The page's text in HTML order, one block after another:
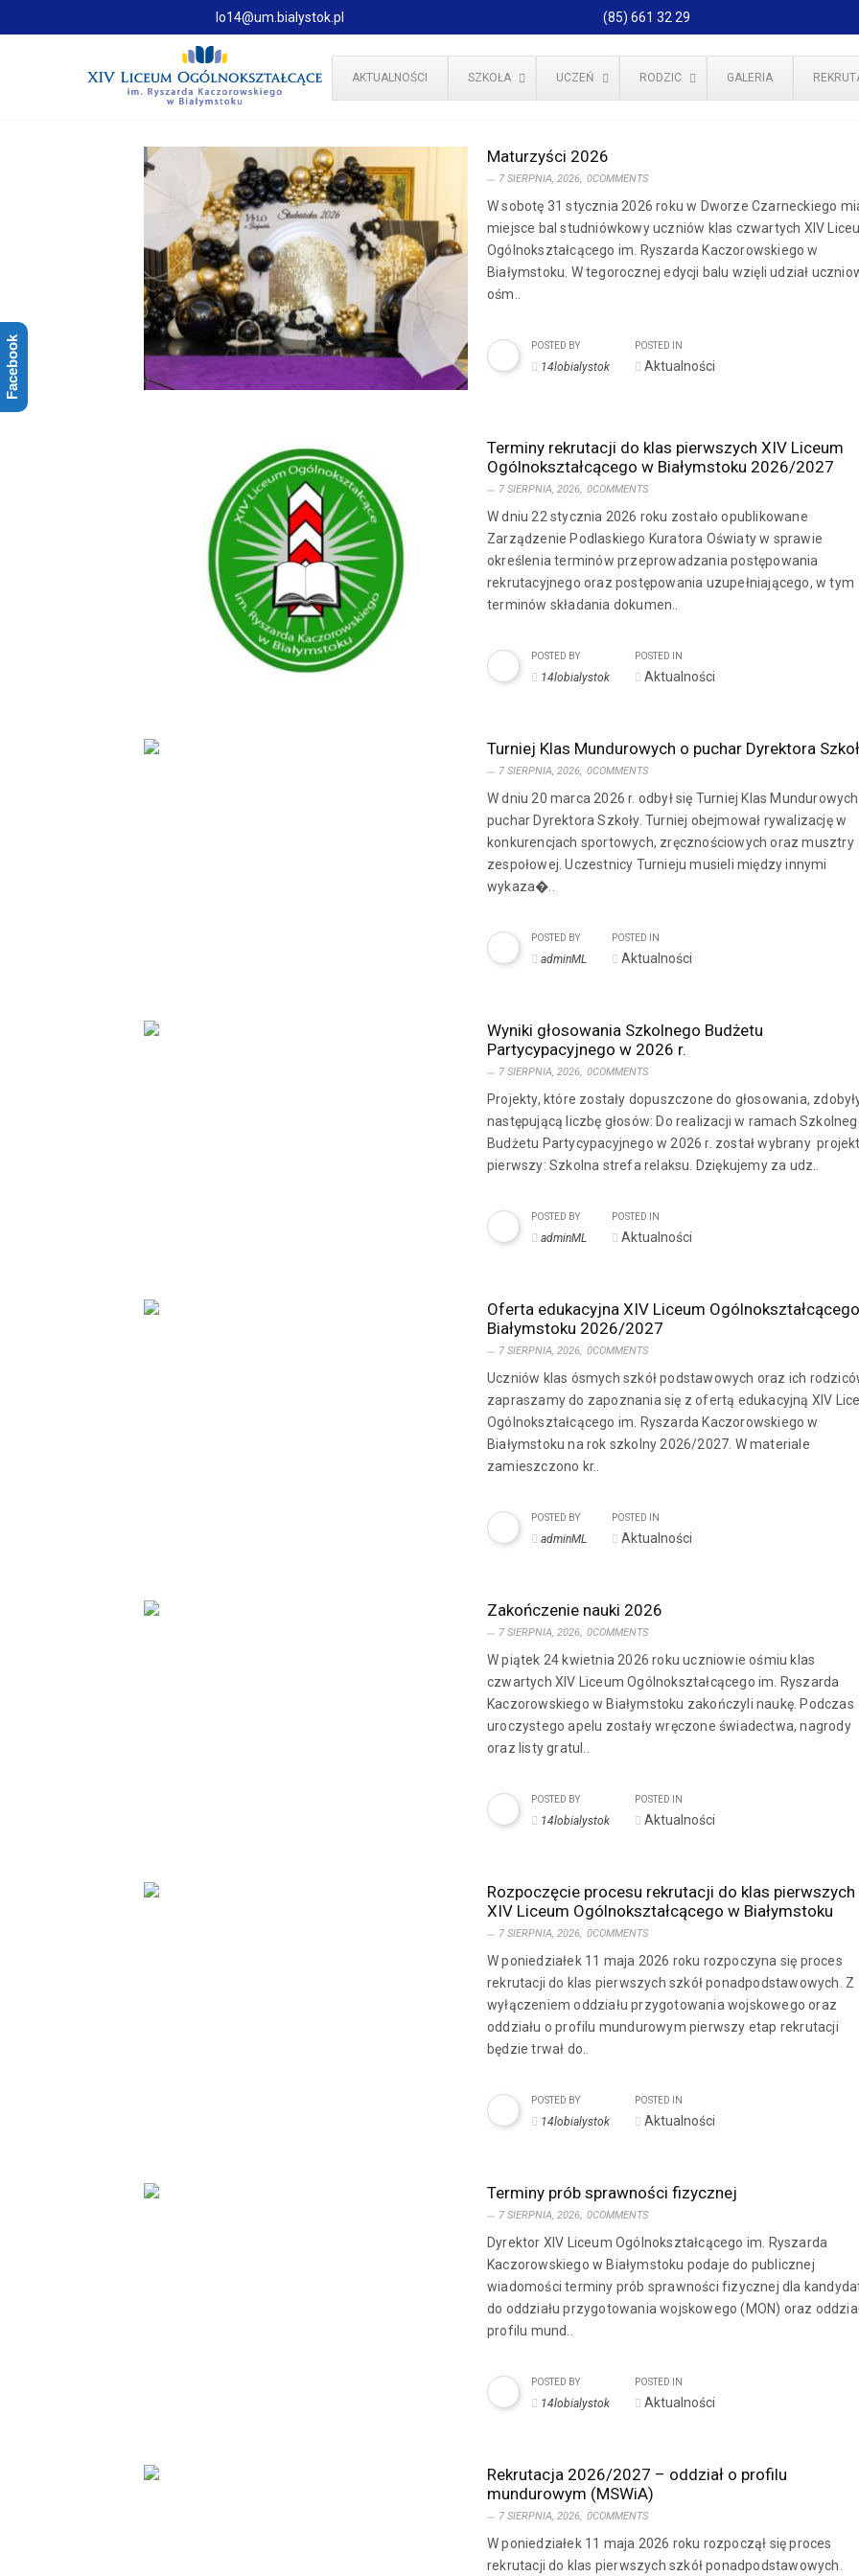
lo14@um.bialystok.pl (85) 661 32 29
AKTUALNOŚCI SZKOŁA UCZEŃ RODZIC GALERIA
Maturzyści 2026
7 SIERPNIA, 2026, 0COMMENTS
W sobotę 31 stycznia 2026 roku w Dworze Czarneckiego
miejsce bal studniówkowy uczniów klas czwartych XIV
Ogólnokształcącego im. Ryszarda Kaczorowskiego w
Białymstoku. W tegorocznej edycji balu wzięli udział
ośm..
POSTED BY
14lobialystok
POSTED IN
Aktualności
Terminy rekrutacji do klas pierwszych XIV Liceum
Ogólnokształcącego w Białymstoku 2026/2027
7 SIERPNIA, 2026, 0COMMENTS
W dniu 22 stycznia 2026 roku zostało opublikowane
Zarządzenie Podlaskiego Kuratora Oświaty w sprawie
określenia terminów przeprowadzania postępowania
rekrutacyjnego oraz postępowania uzupełniającego, w tym
terminów składania dokumen..
POSTED BY
14lobialystok
POSTED IN
Aktualności
Turniej Klas Mundurowych o puchar Dyrektora
7 SIERPNIA, 2026, 0COMMENTS
W dniu 20 marca 2026 r. odbył się Turniej Klas
puchar Dyrektora Szkoły. Turniej obejmował rywalizację w
konkurencjach sportowych, zręcznościowych oraz musztry
zespołowej. Uczestnicy Turnieju musieli między innymi
wykaza�..
POSTED BY
adminML
POSTED IN
Aktualności
Wyniki głosowania Szkolnego Budżetu
Partycypacyjnego w 2026 r.
7 SIERPNIA, 2026, 0COMMENTS
Projekty, które zostały dopuszczone do głosowania,
następującą liczbę głosów: Do realizacji w ramach
Budżetu Partycypacyjnego w 2026 r. został wybrany projekt
pierwszy: Szkolna strefa relaksu. Dziękujemy za udz..
POSTED BY
adminML
POSTED IN
Aktualności
Oferta edukacyjna XIV Liceum
Białymstoku 2026/2027
7 SIERPNIA, 2026, 0COMMENTS
Uczniów klas ósmych szkół podstawowych oraz ich
zapraszamy do zapoznania się z ofertą edukacyjną XIV
Ogólnokształcącego im. Ryszarda Kaczorowskiego w
Białymstoku na rok szkolny 2026/2027. W materiale
zamieszczono kr..
POSTED BY
adminML
POSTED IN
Aktualności
Zakończenie nauki 2026
7 SIERPNIA, 2026, 0COMMENTS
W piątek 24 kwietnia 2026 roku uczniowie ośmiu klas
czwartych XIV Liceum Ogólnokształcącego im. Ryszarda
Kaczorowskiego w Białymstoku zakończyli naukę. Podczas
uroczystego apelu zostały wręczone świadectwa, nagrody
oraz listy gratul..
POSTED BY
14lobialystok
POSTED IN
Aktualności
Rozpoczęcie procesu rekrutacji do klas pierwszych
XIV Liceum Ogólnokształcącego w Białymstoku
7 SIERPNIA, 2026, 0COMMENTS
W poniedziałek 11 maja 2026 roku rozpoczyna się proces
rekrutacji do klas pierwszych szkół ponadpodstawowych. Z
wyłączeniem oddziału przygotowania wojskowego oraz
oddziału o profilu mundurowym pierwszy etap rekrutacji
będzie trwał do..
POSTED BY
14lobialystok
POSTED IN
Aktualności
Terminy prób sprawności fizycznej
7 SIERPNIA, 2026, 0COMMENTS
Dyrektor XIV Liceum Ogólnokształcącego im. Ryszarda
Kaczorowskiego w Białymstoku podaje do publicznej
wiadomości terminy prób sprawności fizycznej dla
do oddziału przygotowania wojskowego (MON) oraz
profilu mund..
POSTED BY
14lobialystok
POSTED IN
Aktualności
Rekrutacja 2026/2027 – oddział o profilu
mundurowym (MSWiA)
7 SIERPNIA, 2026, 0COMMENTS
W poniedziałek 11 maja 2026 roku rozpoczął się proces
rekrutacji do klas pierwszych szkół ponadpodstawowych.
Facebook